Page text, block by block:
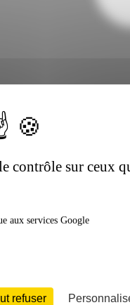
contrôle sur ceux
aux services Google
refuser